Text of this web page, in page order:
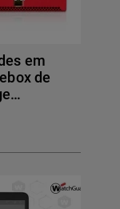
em
de